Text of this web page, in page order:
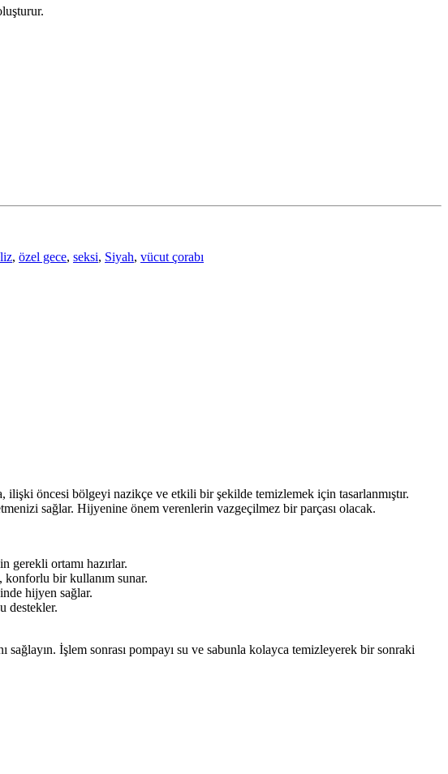
, özel gece, seksi, Siyah, vücut çorabı
öncesi bölgeyi nazikçe ve etkili bir şekilde temizlemek için tasarlanmıştır.
sağlar. Hijyenine önem verenlerin vazgeçilmez bir parçası olacak.
gerekli ortamı hazırlar.
konforlu bir kullanım sunar.
hijyen sağlar.
destekler.
İşlem sonrası pompayı su ve sabunla kolayca temizleyerek bir sonraki